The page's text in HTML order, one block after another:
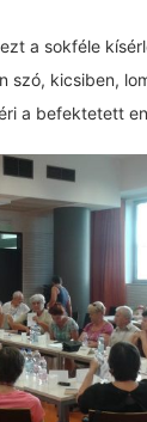
a sokféle
szó, kicsiben,
a befektetett